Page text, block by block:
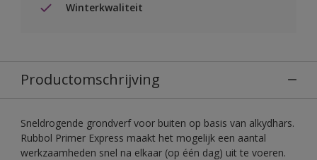
Winterkwaliteit
Productomschrijving
Sneldrogende grondverf voor buiten op basis van alkydhars.
Rubbol Primer Express maakt het mogelijk een aantal
werkzaamheden snel na elkaar (op één dag) uit te voeren.